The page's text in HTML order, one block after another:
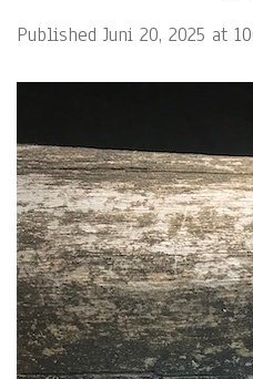
Published Juni 20, 2025 at